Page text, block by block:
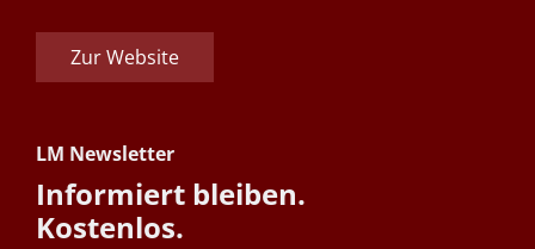
Zur Website
LM Newsletter
Informiert bleiben.
Kostenlos.